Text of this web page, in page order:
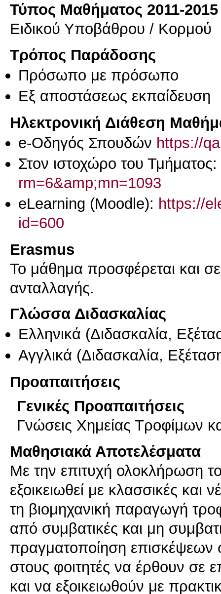
Τύπος Μαθήματος 2011-2015
Ειδικού Υποβάθρου / Κορμού
Τρόπος Παράδοσης
Πρόσωπο με πρόσωπο
Eξ απoστάσεως εκπαίδευση
Ηλεκτρονική Διάθεση
e-Οδηγός Σπουδών https://
Στον ιστοχώρο του Τμήματος:
rm=6&amp;mn=1093
eLearning (Moodle): https://
id=600
Erasmus
Το μάθημα προσφέρεται και
ανταλλαγής.
Γλώσσα Διδασκαλίας
Ελληνικά (Διδασκαλία,
Αγγλικά (Διδασκαλία,
Προαπαιτήσεις
Γενικές Προαπαιτήσεις
Γνώσεις Χημείας Τροφίμων
Μαθησιακά Αποτελέσματα
Με την επιτυχή ολοκλήρωση
εξοικειωθεί με κλασσικές και
τη βιομηχανική παραγωγή
από συμβατικές και μη
πραγματοποίηση επισκέψεων
στους φοιτητές να έρθουν σε
και να εξοικειωθούν με